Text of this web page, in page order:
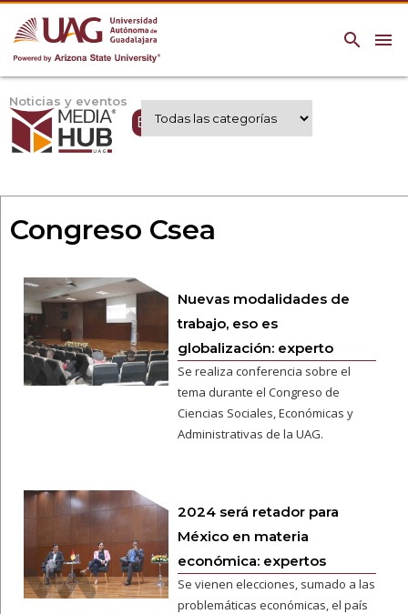
menu
search
Noticias y eventos
Expertos UAG
Congreso Csea
Nuevas modalidades de
trabajo, eso es
globalización: experto
Se realiza conferencia sobre el
tema durante el Congreso de
Ciencias Sociales, Económicas y
Administrativas de la UAG.
2024 será retador para
México en materia
económica: expertos
Se vienen elecciones, sumado a las
problemáticas económicas, el país